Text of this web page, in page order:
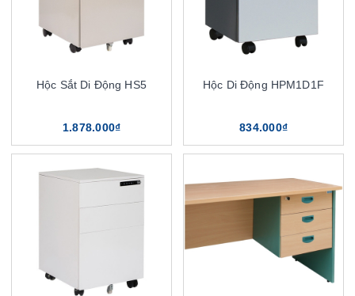
Hộc Sắt Di Động HS5
1.878.000₫
Hộc Di Động HPM1D1F
834.000₫